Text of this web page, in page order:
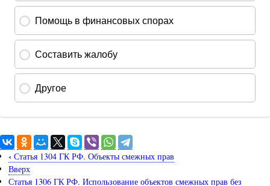
‹ Статья 1304 ГК РФ. Объекты смежных прав
Вверх
Статья 1306 ГК РФ. Использование объектов смежных прав без